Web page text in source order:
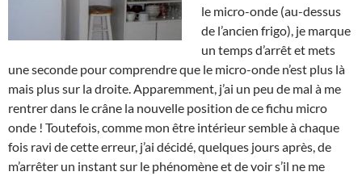
le micro-onde (au-dessus
de l’ancien frigo), je marque
un temps d’arrêt et mets
une seconde pour comprendre que le micro-onde n’est plus là
mais plus sur la droite. Apparemment, j’ai un peu de mal à me
rentrer dans le crâne la nouvelle position de ce fichu micro
onde ! Toutefois, comme mon être intérieur semble à chaque
fois ravi de cette erreur, j’ai décidé, quelques jours après, de
m’arrêter un instant sur le phénomène et de voir s’il ne me